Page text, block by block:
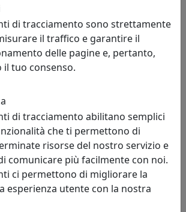
IN ARGENTO 925, FOTO RITRATTO 18X24,
255024M
di tracciamento sono strettamente
il traffico e garantire il
delle pagine e, pertanto,
tuo consenso.
di tracciamento abilitano semplici
che ti permettono di
risorse del nostro servizio e
comunicare più facilmente con noi.
ci permettono di migliorare la
esperienza utente con la nostra